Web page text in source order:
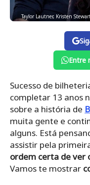
Taylor Lautner, Kristen
Entre
Sucesso de
completar 13 anos
sobre a história de
muita gente e
alguns. Está
assistir pela
ordem certa de ver
Vamos te mostrar